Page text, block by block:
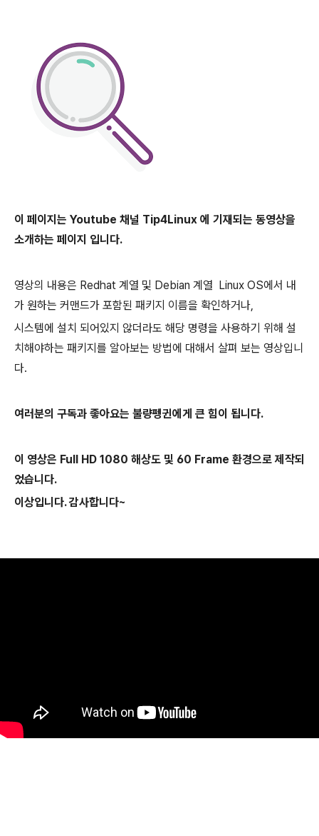
이 페이지는 Youtube 채널 Tip4Linux 에 기재되는 동영상을
소개하는 페이지 입니다.
영상의 내용은 Redhat 계열 및 Debian 계열 Linux OS에서 내
가 원하는 커맨드가 포함된 패키지 이름을 확인하거나,
시스템에 설치 되어있지 않더라도 해당 명령을 사용하기 위해 설
치해야하는 패키지를 알아보는 방법에 대해서 살펴 보는 영상입니
다.
여러분의 구독과 좋아요는 불량펭귄에게 큰 힘이 됩니다.
이 영상은 Full HD 1080 해상도 및 60 Frame 환경으로 제작되
었습니다.
이상입니다. 감사합니다~